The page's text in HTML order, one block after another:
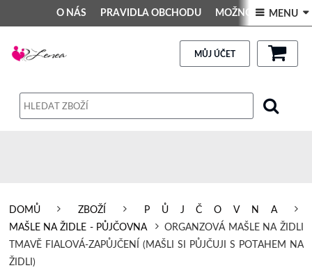
O NÁS PRAVIDLA OBCHODU MOŽNOSTI PLATBY
DEKORACE DO INTERIÉRU Kontakt GALERIE
 MENU 
MŮJ ÚČET
DOMŮ ZBOŽÍ
P Ů J Č O V N A
MAŠLE NA ŽIDLE - PŮJČOVNA
ORGANZOVÁ MAŠLE NA ŽIDLI
TMAVĚ FIALOVÁ-ZAPŮJČENÍ (MAŠLI SI PŮJČUJI S POTAHEM NA
ŽIDLI)